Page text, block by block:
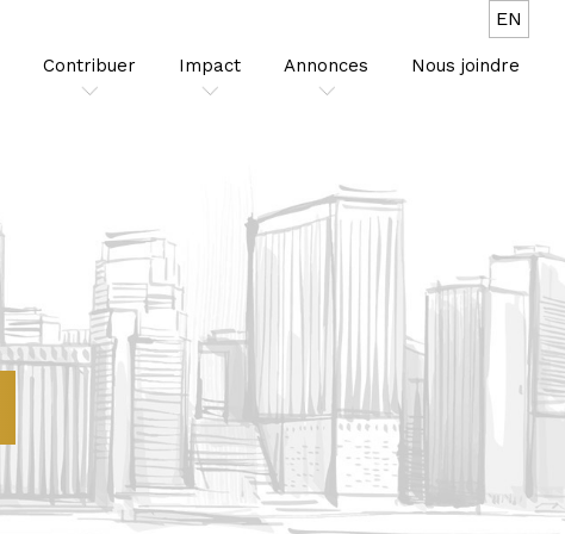
Contribuer Impact Annonces Nous joindre
EN